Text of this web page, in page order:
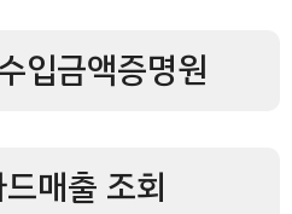
입금액증명원
매출 조회